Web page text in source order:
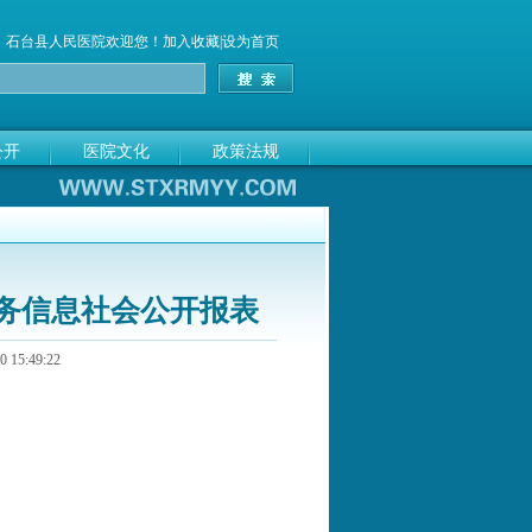
石台县人民医院欢迎您！ 加入收藏设为首页
开 医院文化 政策法规
信息社会公开报表
15:49:22